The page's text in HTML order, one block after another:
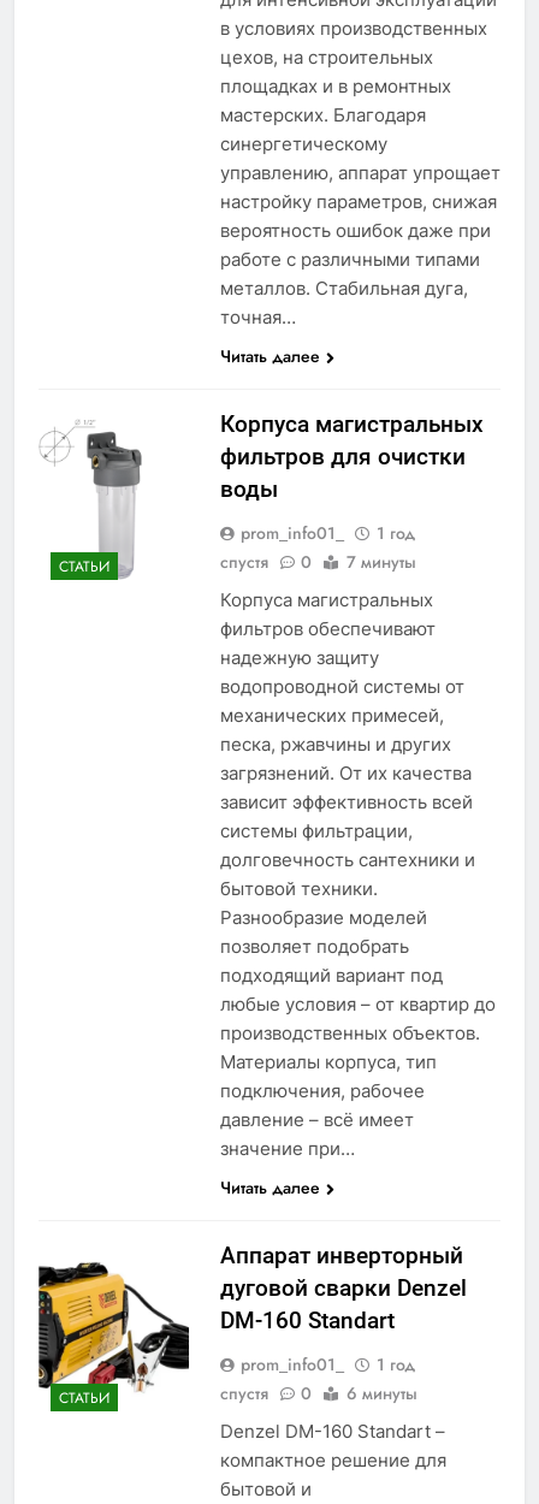
в условиях производственных
цехов, на строительных
площадках и в ремонтных
мастерских. Благодаря
синергетическому
управлению, аппарат упрощает
настройку параметров, снижая
вероятность ошибок даже при
работе с различными типами
металлов. Стабильная дуга,
точная…
Читать далее
СТАТЬИ
Корпуса магистральных
фильтров для очистки
воды
prom_info01_
1 год
спустя
0 7 минуты
Корпуса магистральных
фильтров обеспечивают
надежную защиту
водопроводной системы от
механических примесей,
песка, ржавчины и других
загрязнений. От их качества
зависит эффективность всей
системы фильтрации,
долговечность сантехники и
бытовой техники.
Разнообразие моделей
позволяет подобрать
подходящий вариант под
любые условия – от квартир до
производственных объектов.
Материалы корпуса, тип
подключения, рабочее
давление – всё имеет
значение при…
Читать далее
СТАТЬИ
Аппарат инверторный
дуговой сварки Denzel
DM-160 Standart
prom_info01_
1 год
спустя
0 6 минуты
Denzel DM-160 Standart –
компактное решение для
бытовой и